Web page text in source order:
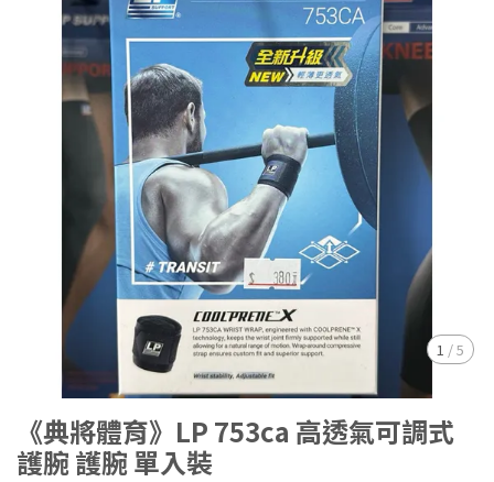
1 /5
《典將體育》LP 753ca 高透氣可調式
護腕 護腕 單入裝